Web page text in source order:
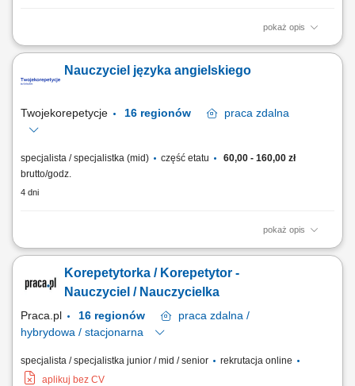
pokaż opis
Poszukujemy pracowników dydaktycznych w całej Polsce, do
sztuka, języki, zdrowie, fitness i wiele więcej. Superprof jest odpowiedni
dla nauczycieli na wszystkich poziomach nauczania, niezależnie od
Nauczyciel języka angielskiego
Twojekorepetycje praca zdalna
specjalista / specjalistka (mid) część etatu
60,00 - 160,00 zł
brutto/godz.
4 dni
pokaż opis
Co dostajesz: Własna stawka godzinowa. Sam decydujesz, ile kosztuje
zasady. Ustalasz terminy, które Ci odpowiadają - rano, wieczorem, w
weekend. Lekcje online i stacjonarne. Pracujesz skąd chcesz i kiedy
Korepetytorka / Korepetytor -
Nauczyciel / Nauczycielka
Praca.pl praca zdalna /
hybrydowa / stacjonarna
specjalista / specjalistka junior / mid / senior
rekrutacja online
aplikuj bez CV